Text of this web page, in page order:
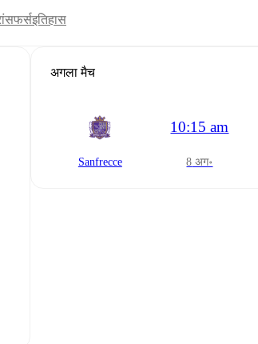
इतिहास
अगला मैच
Sanfrecce
10:15 am
8 अग॰